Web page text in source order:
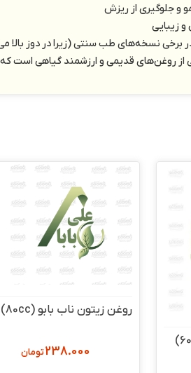
و جلوگیری از ریزش
زیبایی
برخی نسخه‌های طب سنتی (زیرا در دوز بالا
از روغن‌های قدیمی و ارزشمند گیاهی است
روغن زیتون ناب بابو (80cc)
238.000تومان